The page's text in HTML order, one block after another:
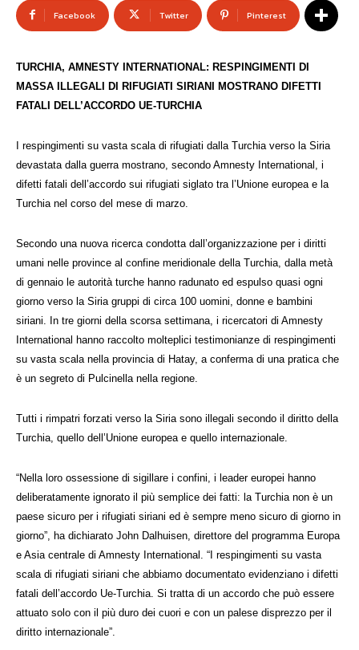
Facebook Twitter Pinterest
TURCHIA, AMNESTY INTERNATIONAL: RESPINGIMENTI DI
MASSA ILLEGALI DI RIFUGIATI SIRIANI MOSTRANO DIFETTI
FATALI DELL’ACCORDO UE-TURCHIA
I respingimenti su vasta scala di rifugiati dalla Turchia verso la Siria
devastata dalla guerra mostrano, secondo Amnesty International, i
difetti fatali dell’accordo sui rifugiati siglato tra l’Unione europea e la
Turchia nel corso del mese di marzo.
Secondo una nuova ricerca condotta dall’organizzazione per i diritti
umani nelle province al confine meridionale della Turchia, dalla metà
di gennaio le autorità turche hanno radunato ed espulso quasi ogni
giorno verso la Siria gruppi di circa 100 uomini, donne e bambini
siriani. In tre giorni della scorsa settimana, i ricercatori di Amnesty
International hanno raccolto molteplici testimonianze di respingimenti
su vasta scala nella provincia di Hatay, a conferma di una pratica che
è un segreto di Pulcinella nella regione.
Tutti i rimpatri forzati verso la Siria sono illegali secondo il diritto della
Turchia, quello dell’Unione europea e quello internazionale.
“Nella loro ossessione di sigillare i confini, i leader europei hanno
deliberatamente ignorato il più semplice dei fatti: la Turchia non è un
paese sicuro per i rifugiati siriani ed è sempre meno sicuro di giorno in
giorno”, ha dichiarato John Dalhuisen, direttore del programma Europa
e Asia centrale di Amnesty International. “I respingimenti su vasta
scala di rifugiati siriani che abbiamo documentato evidenziano i difetti
fatali dell’accordo Ue-Turchia. Si tratta di un accordo che può essere
attuato solo con il più duro dei cuori e con un palese disprezzo per il
diritto internazionale”.